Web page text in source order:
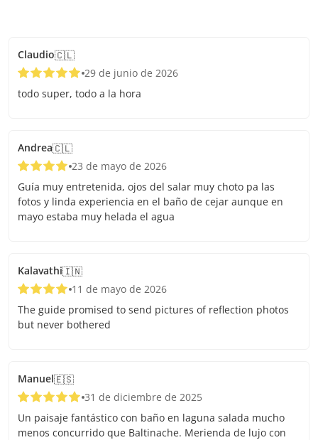
Claudio🇨🇱
29 de junio de 2026
todo super, todo a la hora
Andrea🇨🇱
23 de mayo de 2026
Guía muy entretenida, ojos del salar muy choto pa las
fotos y linda experiencia en el baño de cejar aunque en
mayo estaba muy helada el agua
Kalavathi🇮🇳
11 de mayo de 2026
The guide promised to send pictures of reflection photos
but never bothered
Manuel🇪🇸
31 de diciembre de 2025
Un paisaje fantástico con baño en laguna salada mucho
menos concurrido que Baltinache. Merienda de lujo con